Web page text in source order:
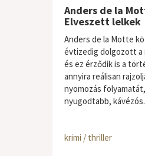
Anders de la
Elveszett lelkek
Anders de la Motte
évtizedig dolgozott a
és ez érződik is a
annyira reálisan
nyomozás
nyugodtabb,
krimi / thriller